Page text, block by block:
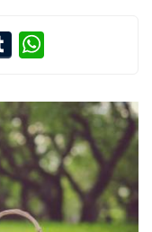
Tumblr